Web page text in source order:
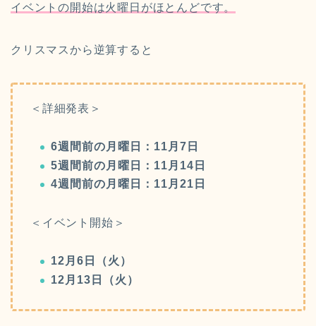
イベントの開始は火曜日がほとんどです。
クリスマスから逆算すると
＜詳細発表＞
6週間前の月 曜日
：11月7日
5週間前の月曜日：11月14日
4週間前の月曜日：11月21日
＜イベント開始＞
12月6日（火）
12月13日（火）